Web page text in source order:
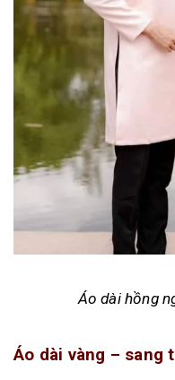
Áo dài hồng
Áo dài vàng – sang